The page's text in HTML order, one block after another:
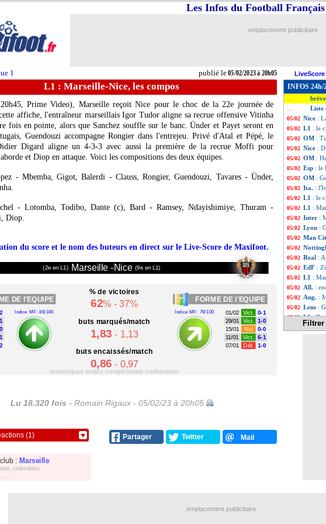
1 publié le05/02/2023 à 20h05
Les Infos du Football
emplacement publicitaire
LiveScore
L1 : Marseille-Nice, les compos
Prime Video), Marseille reçoit Nice pour le choc de la 22e journée de
affiche, l'entraîneur marseillais Igor Tudor aligne sa recrue offensive Vitinha
fois en pointe, alors que Sanchez souffle sur le banc. Ünder et Payet seront en
Guendouzi accompagne Rongier dans l'entrejeu. Privé d'Atal et Pépé, le
Digard aligne un 4-3-3 avec aussi la première de la recrue Moffi pour
et Diop en attaque. Voici les compositions des deux équipes.
- Mbemba, Gigot, Balerdi - Clauss, Rongier, Guendouzi, Tavares - Ünder,
- Lotomba, Todibo, Dante (c), Bard - Ramsey, Ndayishimiye, Thuram -
Diop.
du score et le nom des buteurs en direct sur le Live-Score de Maxifoot.
(2e en L1) Marseille -Nice (9e en L1)
DE l'EQUIPE
Indice MF: 86/100
% de victoires
62% - 37%
buts marqués/match
1,83 - 1,13
buts encaissés/match
0,86 - 0,97
FORME DE l'EQUIPE
Indice MF: 76/100 01/02 Vict.
0-1
29/01
Vict. 1-0
15/01 Nul 0-0
11/01 Vict.
6-1
07/01
Déf. 1-0
statistiques toutes compétitions confondues
Lu 18.320 fois - Romain Rigaux - 05/02/23 à 20h05
(1) Partager Twitter Mail
: Marseille
calendrier,
...
INFOS 24h/
Liste
05/02 Nice :
05/02 L1 : le
05/02 OM :
05/02 Nice :
05/02 OM :
05/02 Esp : le
05/02 OM :
05/02 Ita. :
05/02 L1 : le
05/02 L1 :
05/02 Inter :
05/02 Lyon :
05/02 Man
05/02
05/02 Real :
05/02 EdF :
05/02 L1 :
05/02 All. :
05/02 Ang. :
05/02 Lens :
05/02 L1:
Nantes
Filtrer
emplacement publicitaire